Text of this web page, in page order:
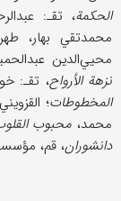
الحکمة، تقـ:
محمدتقي بهار، طهران، ۱۳۱۴ش؛
محیي‌‌الدین عبدالحمید،
نزهة الأرواح، تقـ:
المخطوطات؛
محمد، محبوب
دانشوران، قم،